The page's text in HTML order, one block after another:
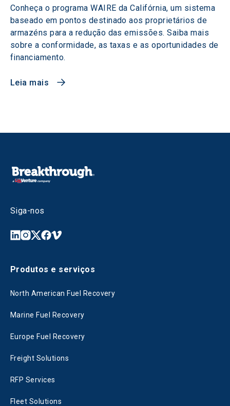
Conheça o programa WAIRE da Califórnia, um sistema
baseado em pontos destinado aos proprietários de
armazéns para a redução das emissões. Saiba mais
sobre a conformidade, as taxas e as oportunidades de
financiamento.
Leia mais
Siga-nos
Produtos e serviços
North American Fuel Recovery
Marine Fuel Recovery
Europe Fuel Recovery
Freight Solutions
RFP Services
Fleet Solutions